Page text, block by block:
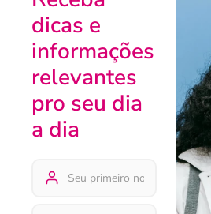
dicas e
informações
relevantes
pro seu dia
a dia